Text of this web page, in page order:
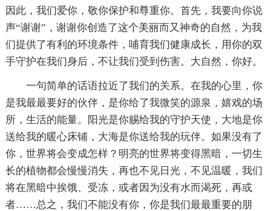
因此，我们爱你，敬你保护和尊重你。首先，我要向你说
声“谢谢”，谢谢你创造了这个美丽而又神奇的自然，为我
们提供了有利的环境条件，哺育我们健康成长，用你的双
手守护在我们身后，不让我们受到伤害。大自然，你好。
一句简单的话语拉近了我们的关系。在我的心里，你
是我最最要好的伙伴，是你给了我微笑的源泉，嬉戏的场
所，生活的能量。阳光是你赐给我的守护天使，大地是你
送给我的暖心床铺，大海是你送给我的玩伴。如果没有了
你，世界将会变成怎样？明亮的世界将变得黑暗，一切生
长的植物都会慢慢消失，再也不见日光，不见温暖，我们
将在黑暗中挨饿、受冻，或者因为没有水而渴死，再或
者……总之，我们不能没有你，你是我们最最重要的朋